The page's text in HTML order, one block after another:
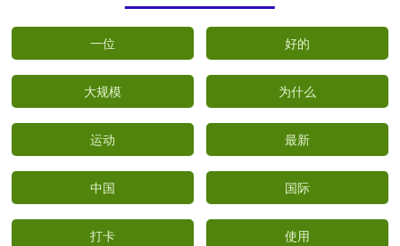
一位 好的
大规模 为什么
运动 最新
中国 国际
打卡 使用